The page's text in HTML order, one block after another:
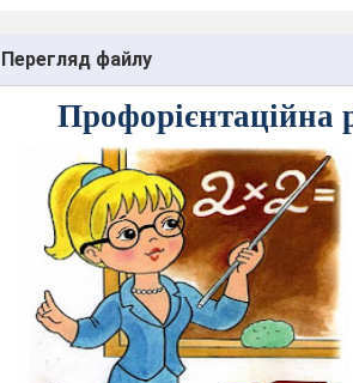
Перегляд файлу